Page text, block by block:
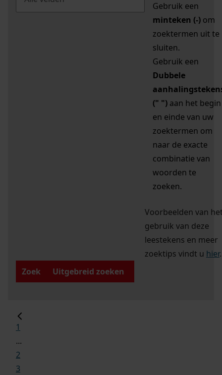
Gebruik een
minteken (-) om
zoektermen uit te
sluiten.
Gebruik een
Dubbele
(" ") aan het begin
en einde van uw
zoektermen om
naar de exacte
combinatie van
woorden te
zoeken.
Voorbeelden van
gebruik van deze
leestekens en meer
zoektips vindt u hier.
Zoek
Uitgebreid zoeken
1
...
2
3